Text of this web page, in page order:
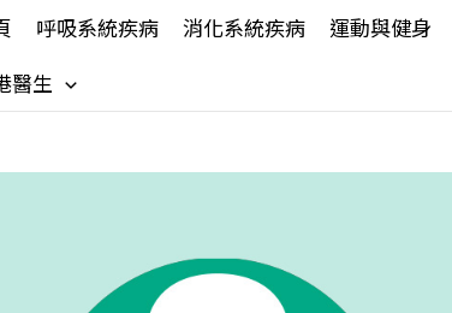
呼吸系統疾病 消化系統疾病 運動與健身
醫生